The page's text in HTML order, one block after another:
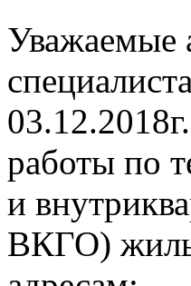
Уважаемые
работы по
и
ВКГО)